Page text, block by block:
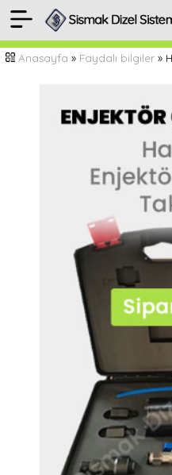
[
Anasayfa
Anasayfa » Faydalı bilgiler»